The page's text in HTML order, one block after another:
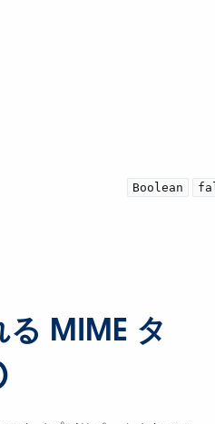
Boolean
MIME タ